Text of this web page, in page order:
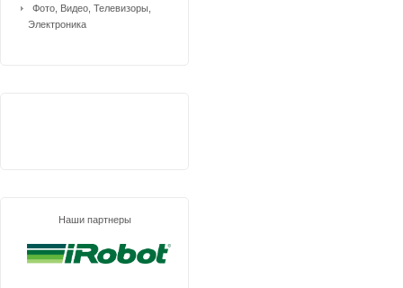
Фото, Видео, Телевизоры,
Электроника
Наши партнеры